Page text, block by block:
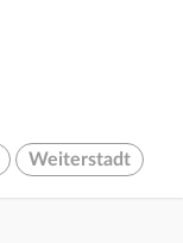
Weiterstadt